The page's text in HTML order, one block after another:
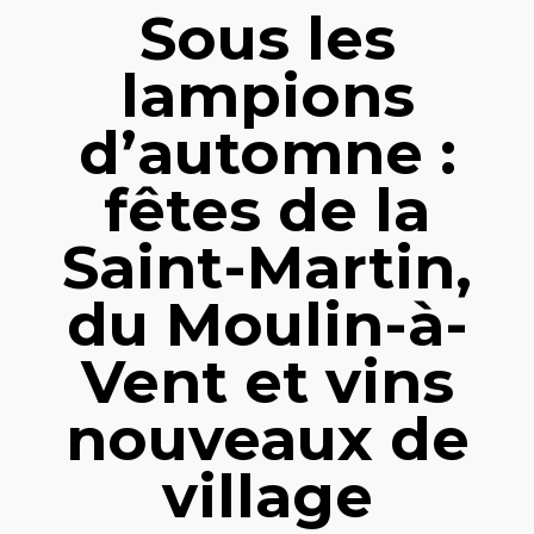
Sous les
lampions
d’automne :
fêtes de la
Saint-Martin,
du Moulin-à-
Vent et vins
nouveaux de
village